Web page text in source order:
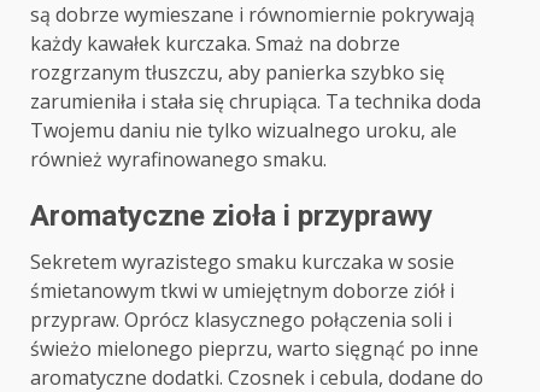
są dobrze wymieszane i równomiernie pokrywają
każdy kawałek kurczaka. Smaż na dobrze
rozgrzanym tłuszczu, aby panierka szybko się
zarumieniła i stała się chrupiąca. Ta technika doda
Twojemu daniu nie tylko wizualnego uroku, ale
również wyrafinowanego smaku.
Aromatyczne zioła i przyprawy
Sekretem wyrazistego smaku kurczaka w sosie
śmietanowym tkwi w umiejętnym doborze ziół i
przypraw. Oprócz klasycznego połączenia soli i
świeżo mielonego pieprzu, warto sięgnąć po inne
aromatyczne dodatki. Czosnek i cebula, dodane do